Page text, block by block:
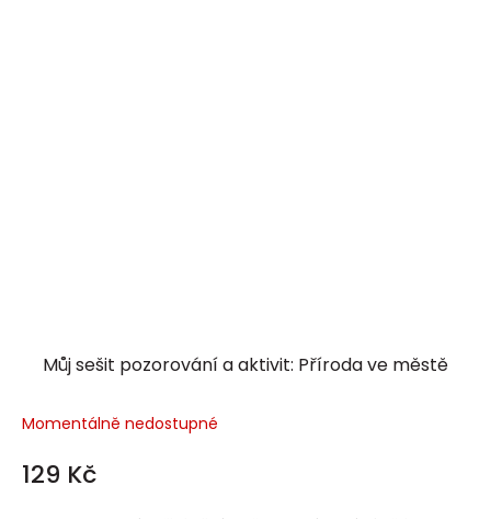
Můj sešit pozorování a aktivit: Příroda ve městě
Momentálně nedostupné
129 Kč